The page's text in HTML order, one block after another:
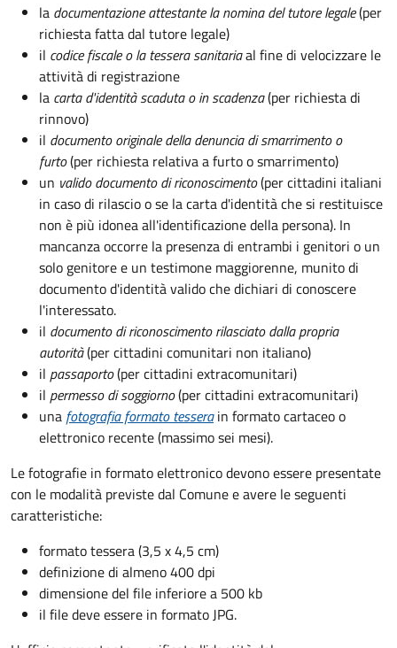
la documentazioneattestante la nomina del tutore legale(per
richiesta fatta dal tutore legale)
il codice fiscale o la tessera sanitariaal fine di velocizzare le
attività di registrazione
la carta d'identità scaduta o in scadenza(per richiesta di
rinnovo)
il documento originale della denuncia di smarrimento o
furto(per richiesta relativa a furto o smarrimento)
un valido documento di riconoscimento(per cittadini italiani
in caso di rilascio o se la carta d'identità che si restituisce
non è più idonea all'identificazione della persona). In
mancanza occorre la presenza di entrambi i genitori o un
solo genitore e un testimone maggiorenne, munito di
documento d'identità valido che dichiari di conoscere
l'interessato.
il documento di riconoscimento rilasciato dalla propria
autorità(per cittadini comunitari non italiano)
il passaporto(per cittadini extracomunitari)
il permesso di soggiorno(per cittadini extracomunitari)
una fotografia formato tessera in formato cartaceo o
elettronico recente (massimo sei mesi).
Le fotografie in formato elettronico devono essere presentate
con le modalità previste dal Comune e avere le seguenti
caratteristiche:
formato tessera (3,5 x 4,5 cm)
definizione di almeno 400 dpi
dimensione del file inferiore a 500 kb
il file deve essere in formato JPG.